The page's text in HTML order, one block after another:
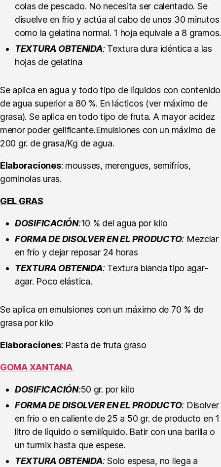
colas de pescado. No necesita ser calentado. Se
disuelve en frío y actúa al cabo de unos 30 minutos
como la gelatina normal. 1 hoja equivale a 8 gramos.
TEXTURA OBTENIDA: Textura dura idéntica a las
hojas de gelatina
Se aplica en agua y todo tipo de líquidos con contenido
de agua superior a 80 %. En lácticos (ver máximo de
grasa). Se aplica en todo tipo de fruta. A mayor acidez
menor poder gelificante.Emulsiones con un máximo de
200 gr. de grasa/Kg de agua.
Elaboraciones: mousses, merengues, semifríos,
gominolas uras.
GEL GRAS
DOSIFICACIÓN:10 % del agua por kilo
FORMA DE DISOLVER EN EL PRODUCTO: Mezclar
en frío y dejar reposar 24 horas
TEXTURA OBTENIDA: Textura blanda tipo agar-
agar. Poco elástica.
Se aplica en emulsiones con un máximo de 70 % de
grasa por kilo
Elaboraciones: Pasta de fruta graso
GOMA XANTANA
DOSIFICACIÓN:50 gr. por kilo
FORMA DE DISOLVER EN EL PRODUCTO: Disolver
en frío o en caliente de 25 a 50 gr. de producto en 1
litro de líquido o semilíquido. Batir con una barilla o
un turmix hasta que espese.
TEXTURA OBTENIDA:Solo espesa, no llega a